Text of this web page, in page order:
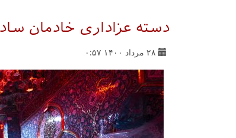
دسته عزاداری خادمان
۲۸ مرداد ۱۴۰۰ ۰:۵۷